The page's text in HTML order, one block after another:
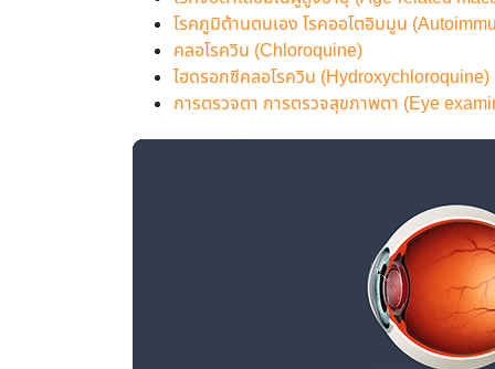
โรคภูมิต้านตนเอง โรคออโตอิมมูน
คลอโรควิน (Chloroquine)
ไฮดรอกซีคลอโรควิน (Hydroxychloroquine)
การตรวจตา การตรวจสุขภาพตา (Eye